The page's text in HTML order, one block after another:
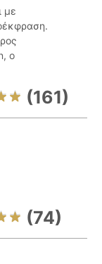
με
ο
(161)
(74)